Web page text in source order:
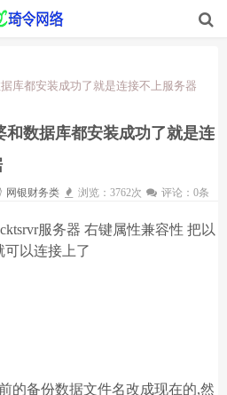
库都安装成功了就是连接不上服务器
和数据库都安装成功了就是连
网银财务类 浏览：3762次 评论：0条
服务器 右键属性兼容性 把以
可以连接上了
的备份数据文件名改成现在的,然